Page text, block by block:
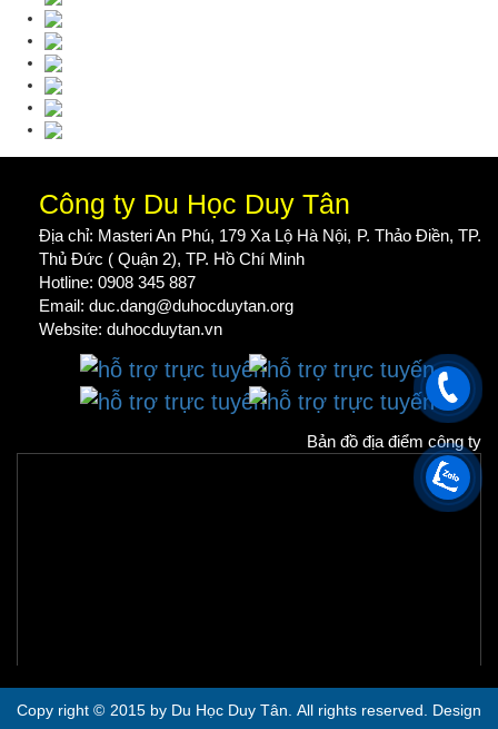
Công ty Du Học Duy Tân
Địa chỉ: Masteri An Phú, 179 Xa Lộ Hà Nội, P. Thảo Điền, TP.
Thủ Đức ( Quận 2), TP. Hồ Chí Minh
Hotline: 0908 345 887
Email: duc.dang@duhocduytan.org
Website: duhocduytan.vn
Bản đồ địa điểm công ty
Copy right © 2015 by Du Học Duy Tân. All rights reserved. Design